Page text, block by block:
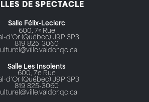
DE SPECTACLE
Salle Félix-Leclerc
600, 7ᵉ Rue
d'Or (Québec) J9P 3P3
819 825-3060
Salle Les Insolents
600, 7e Rue
d'Or (Québec) J9P 3P3
819 825-3060